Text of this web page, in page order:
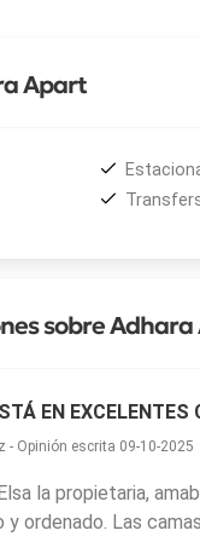
dormitorios
Apart
de aseo gratuitos.
además con
del alojamiento
19 km a las
turístico de la
Apart
sobre
EN EXCELENTES
- Opinión escrita 09-10-2025
la propietaria,
y ordenado. Las